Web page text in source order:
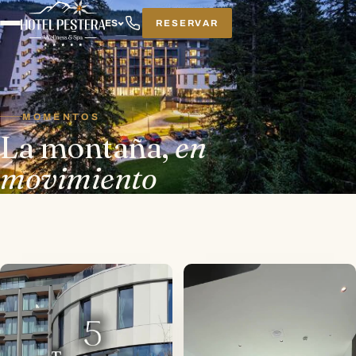
ES RESERVAR
MOMENTOS
La montaña,en
movimiento